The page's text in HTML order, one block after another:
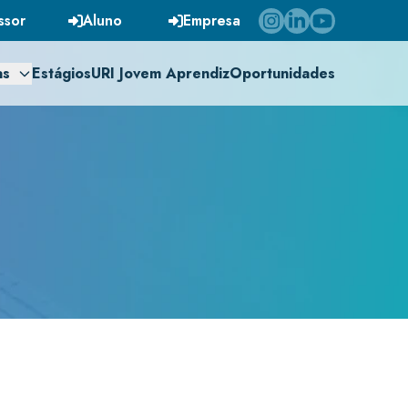
Aluno Empresa
EstágiosURI Jovem AprendizOportunidades